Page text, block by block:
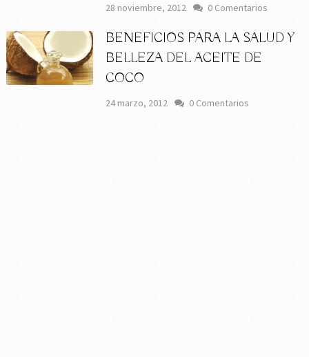
28 noviembre, 2012 0 Comentarios
BENEFICIOS PARA LA SALUD Y
BELLEZA DEL ACEITE DE
COCO
24 marzo, 2012 0 Comentarios